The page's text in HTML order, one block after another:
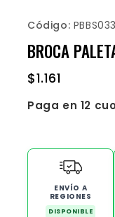
Código:
BROCA
$1.161
Paga en 12
ENVÍO A
REGIONES
DISPONIBLE